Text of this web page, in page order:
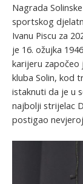
Nagrada
sportskog
Ivanu Piscu za
je 16. ožujka
karijeru započeo
kluba Solin, kod
istaknuti da je u
najbolji strijelac
postigao